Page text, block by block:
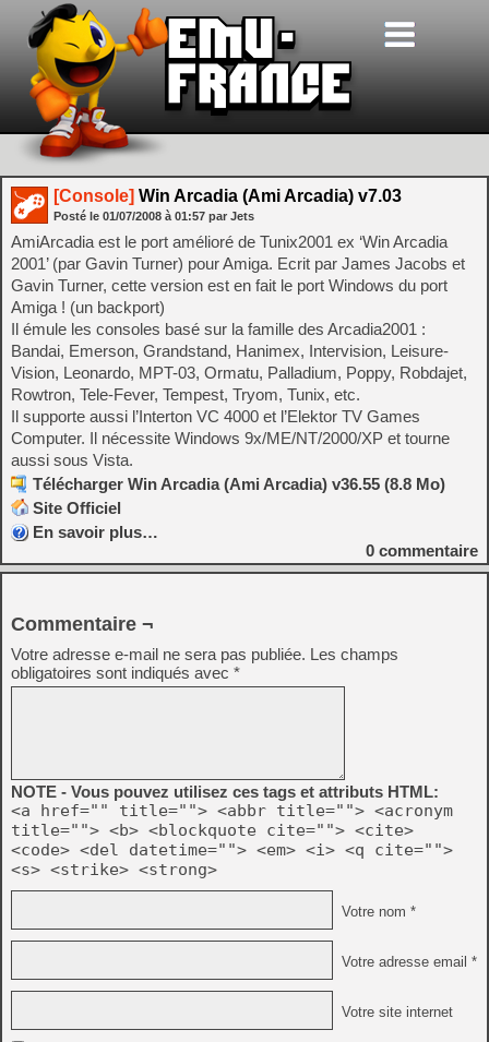
[Console] Win Arcadia (Ami Arcadia) v7.03
Posté le 01/07/2008 à 01:57 par Jets
AmiArcadia est le port amélioré de Tunix2001 ex ‘Win Arcadia
2001’ (par Gavin Turner) pour Amiga. Ecrit par James Jacobs et
Gavin Turner, cette version est en fait le port Windows du port
Amiga ! (un backport)
Il émule les consoles basé sur la famille des Arcadia2001 :
Bandai, Emerson, Grandstand, Hanimex, Intervision, Leisure-
Vision, Leonardo, MPT-03, Ormatu, Palladium, Poppy, Robdajet,
Rowtron, Tele-Fever, Tempest, Tryom, Tunix, etc.
Il supporte aussi l’Interton VC 4000 et l’Elektor TV Games
Computer. Il nécessite Windows 9x/ME/NT/2000/XP et tourne
aussi sous Vista.
Télécharger Win Arcadia (Ami Arcadia) v36.55 (8.8 Mo)
Site Officiel
En savoir plus…
0 commentaire
Commentaire ¬
Votre adresse e-mail ne sera pas publiée. Les champs
obligatoires sont indiqués avec *
NOTE - Vous pouvez utilisez ces tags et attributs HTML:
<a href="" title=""> <abbr title=""> <acronym
title=""> <b> <blockquote cite=""> <cite>
<code> <del datetime=""> <em> <i> <q cite="">
<s> <strike> <strong>
Votre nom *
Votre adresse email *
Votre site internet